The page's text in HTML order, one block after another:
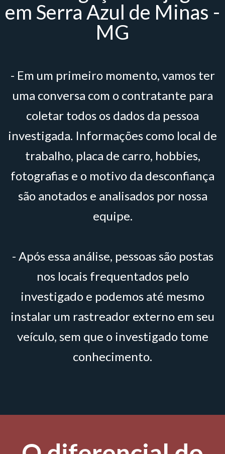
em Serra Azul de Minas -
MG
- Em um primeiro momento, vamos ter
uma conversa com o contratante para
coletar todos os dados da pessoa
investigada. Informações como local de
trabalho, placa de carro, hobbies,
fotografias e o motivo da desconfiança
são anotados e analisados por nossa
equipe.
- Após essa análise, pessoas são postas
nos locais frequentados pelo
investigado e podemos até mesmo
instalar um rastreador externo em seu
veículo, sem que o investigado tome
conhecimento.